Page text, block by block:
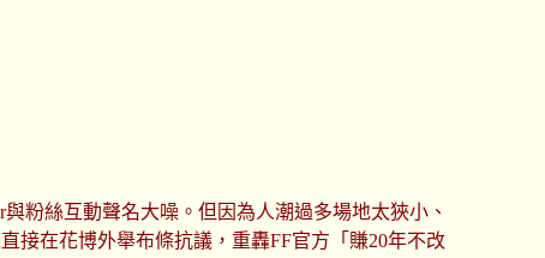
粉絲互動聲名大噪。但因為人潮過多場地太狹小、
接在花博外舉布條抗議，重轟FF官方「賺20年不改